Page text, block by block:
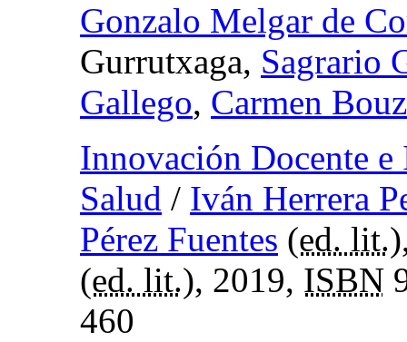
Gonzalo Melgar de
Gurrutxaga, Sagrario
Gallego, Carmen
Innovación Docente
Salud / Iván Herrera
Pérez Fuentes (ed. lit.
(ed. lit.), 2019, ISBN
460